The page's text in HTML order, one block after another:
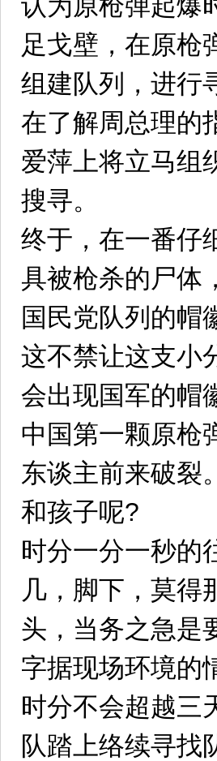
足戈壁，在原枪
组建队列，进行
在了解周总理的
爱萍上将立马组
搜寻。
终于，在一番仔
具被枪杀的尸体
国民党队列的帽
这不禁让这支小
会出现国军的帽
中国第一颗原枪
东谈主前来破裂
和孩子呢?
时分一分一秒的
几，脚下，莫得
头，当务之急是
字据现场环境的
时分不会超越三
队踏上络续寻找